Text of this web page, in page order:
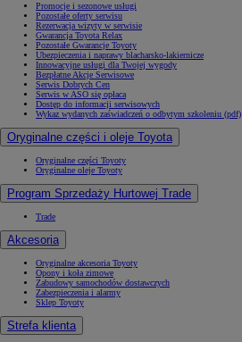
Promocje i sezonowe usługi
Pozostałe oferty serwisu
Rezerwacja wizyty w serwisie
Gwarancja Toyota Relax
Pozostałe Gwarancje Toyoty
Ubezpieczenia i naprawy blacharsko-lakiernicze
Innowacyjne usługi dla Twojej wygody
Bezpłatne Akcje Serwisowe
Serwis Dobrych Cen
Serwis w ASO się opłaca
Dostęp do informacji serwisowych
Wykaz wydanych zaświadczeń o odbytym szkoleniu (pdf)
Oryginalne części i oleje Toyota
Oryginalne części Toyoty
Oryginalne oleje Toyoty
Program Sprzedaży Hurtowej Trade
Trade
Akcesoria
Oryginalne akcesoria Toyoty
Opony i koła zimowe
Zabudowy samochodów dostawczych
Zabezpieczenia i alarmy
Sklep Toyoty
Strefa klienta